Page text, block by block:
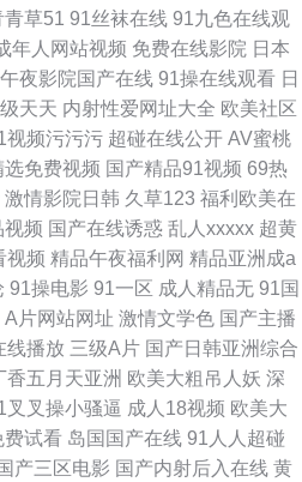
青草51 91丝袜在线 91九色在线观
年人网站视频 免费在线影院 日本
午夜影院国产在线 91操在线观看 日
天天 内射性爱网址大全 欧美社区
视频污污污 超碰在线公开 AV蜜桃
选免费视频 国产精品91视频 69热
激情影院日韩 久草123 福利欧美在
视频 国产在线诱惑 乱人xxxxx 超黄
视频 精品午夜福利网 精品亚洲成a
91操电影 91一区 成人精品无 91国
A片网站网址 激情文学色 国产主播
线播放 三级A片 国产日韩亚洲综合
香五月天亚洲 欧美大粗吊人妖 深
叉叉操小骚逼 成人18视频 欧美大
费试看 岛国国产在线 91人人超碰
产三区电影 国产内射后入在线 黄